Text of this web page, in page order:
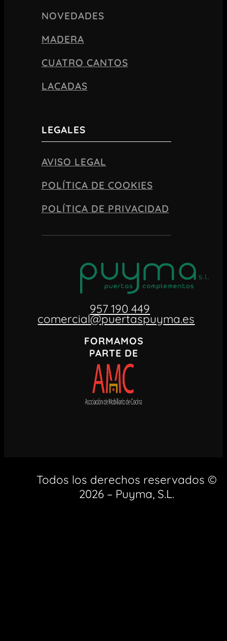
957 190 449
comercial@puertaspuyma.es
FORMAMOS
PARTE DE
NOVEDADES
MADERA
CUATRO CANTOS
LACADAS
LEGALES
AVISO LEGAL
POLÍTICA DE COOKIES
POLÍTICA DE PRIVACIDAD
Todos los derechos reservados ©
2026 – Puyma, S.L.